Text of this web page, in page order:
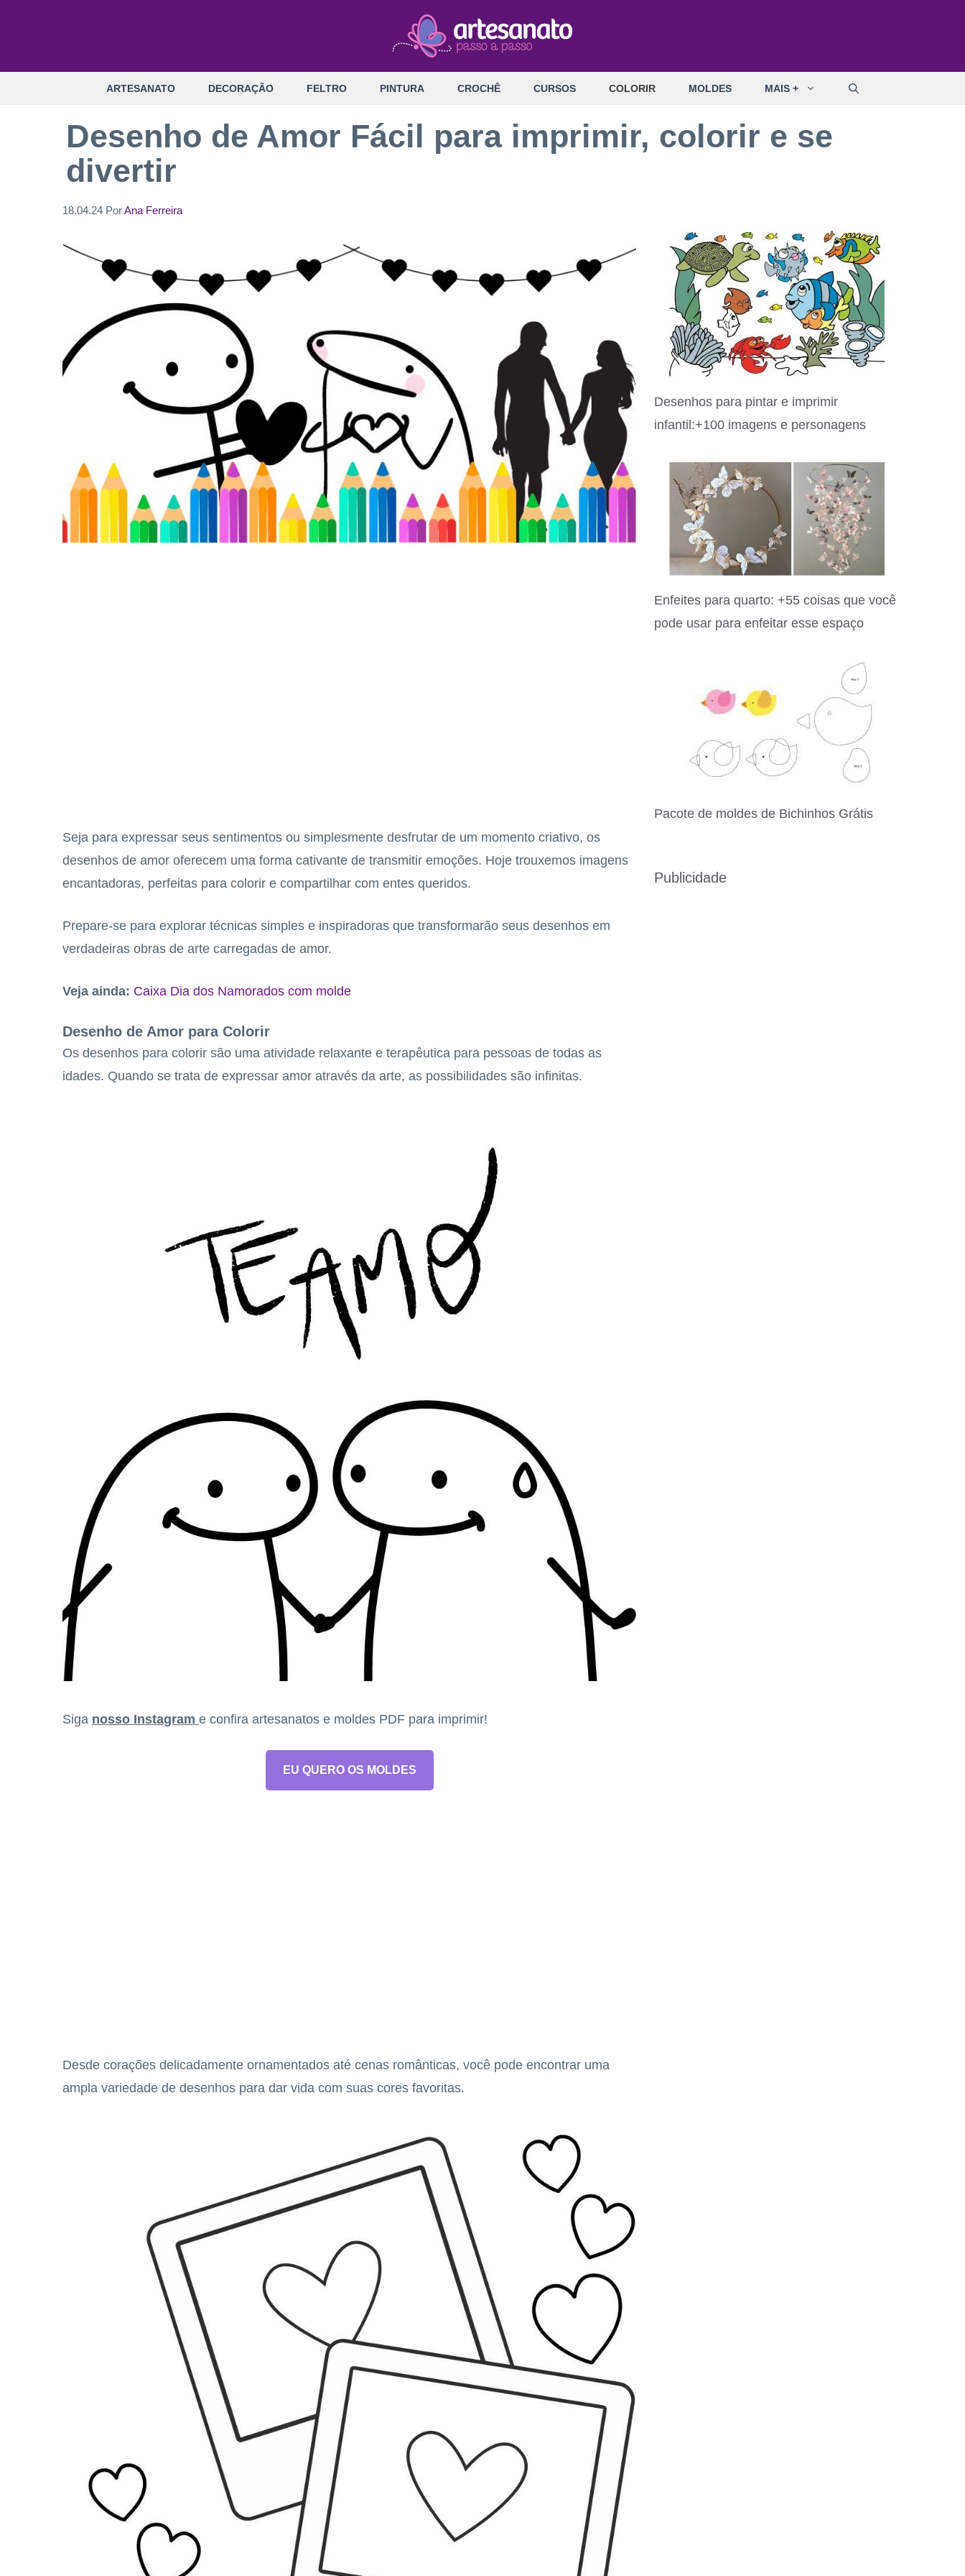
ARTESANATO DECORAÇÃO FELTRO PINTURA CROCHÊ CURSOS COLORIR MOLDES MAIS +
Desenho de Amor Fácil para imprimir, colorir e se
divertir
18.04.24 PorAna Ferreira
Seja para expressar seus sentimentos ou simplesmente desfrutar de um momento criativo, os
desenhos de amor oferecem uma forma cativante de transmitir emoções. Hoje trouxemos imagens
encantadoras, perfeitas para colorir e compartilhar com entes queridos.
Prepare-se para explorar técnicas simples e inspiradoras que transformarão seus desenhos em
verdadeiras obras de arte carregadas de amor.
Veja ainda: Caixa Dia dos Namorados com molde
Desenho de Amor para Colorir
Os desenhos para colorir são uma atividade relaxante e terapêutica para pessoas de todas as
idades. Quando se trata de expressar amor através da arte, as possibilidades são infinitas.
Siga nosso Instagram e confira artesanatos e moldes PDF para imprimir!
EU QUERO OS MOLDES
Desde corações delicadamente ornamentados até cenas românticas, você pode encontrar uma
ampla variedade de desenhos para dar vida com suas cores favoritas.
Desenhos para pintar e imprimir
infantil:+100 imagens e personagens
Enfeites para quarto: +55 coisas que você
pode usar para enfeitar esse espaço
Pacote de moldes de Bichinhos Grátis
Publicidade